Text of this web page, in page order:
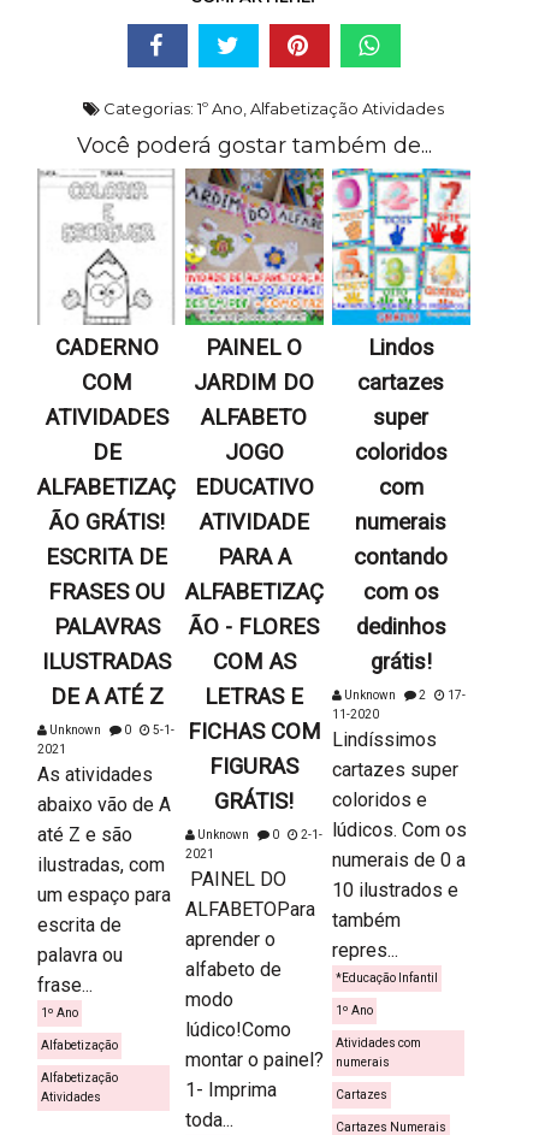
Categorias:1º Ano ,Alfabetização Atividades
Você poderá gostar também de...
CADERNO
COM
ATIVIDADES
DE
ALFABETIZAÇ
ÃO GRÁTIS!
ESCRITA DE
FRASES OU
PALAVRAS
ILUSTRADAS
DE A ATÉ Z
Unknown 0
5-1-
2021
As atividades
abaixo vão de A
até Z e são
ilustradas, com
um espaço para
escrita de
palavra ou
frase...
1º Ano
Alfabetização
Alfabetização
Atividades
PAINEL O
JARDIM DO
ALFABETO
JOGO
EDUCATIVO
ATIVIDADE
PARA A
ALFABETIZAÇ
ÃO - FLORES
COM AS
LETRAS E
FICHAS COM
FIGURAS
GRÁTIS!
Unknown 0
2-1-
2021
PAINEL DO
ALFABETOPara
aprender o
alfabeto de
modo
lúdico!Como
montar o painel?
1- Imprima
toda...
Lindos
cartazes
super
coloridos
com
numerais
contando
com os
dedinhos
grátis!
Unknown 2
17-
11-2020
Lindíssimos
cartazes super
coloridos e
lúdicos. Com os
numerais de 0 a
10 ilustrados e
também
repres...
*Educação Infantil
1º Ano
Atividades com
numerais
Cartazes
Cartazes Numerais